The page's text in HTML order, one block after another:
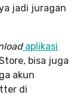
jadi juragan
aplikasi
bisa juga
akun
di